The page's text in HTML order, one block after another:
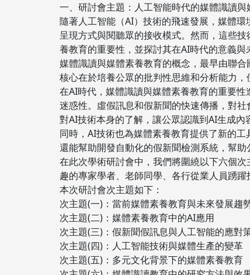
一、研討會主題：人工智能時代的媒體識讀
隨著人工智能（AI）技術的飛速發展，媒體
呈現方式與閱聽眾的接收模式。然而，這些
養教育的重要性，並探討其在AI時代的意義與
媒體識讀與媒體素養教育的概念，最早由聯
核心在於培養公眾的批判性思維和分析能力
在AI時代，媒體識讀與媒體素養教育的重要
迷惑性。虛假訊息和假新聞的快速傳播，對
對AI技術本身的了解，讓公眾認識到AI生成內
同時，AI技術也為媒體素養教育提供了新的
還能幫助開發自動化的假新聞檢測系統，幫
在此次學術研討會中，我們將圍繞以下六個
趣的專家學者、老師同學、各行從業人員踴躍
本次研討會次主題如下：
次主題(一)：當前媒體素養教育與未來發展趨
次主題(二)：媒體素養教育中的AI應用
次主題(三)：假新聞假訊息與人工智能的應對
次主題(四)：人工智能技術與媒體生產的變革
次主題(五)：多元文化背景下的媒體素養教育